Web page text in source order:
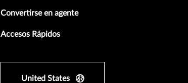
Convertirse en agente
Accesos Rápidos
United States